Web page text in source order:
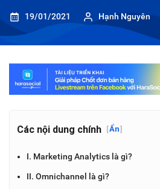
19/01/2021 Hạnh Nguyên
Các nội dung chính [Ẩn]
I. Marketing Analytics là gì?
II. Omnichannel là gì?